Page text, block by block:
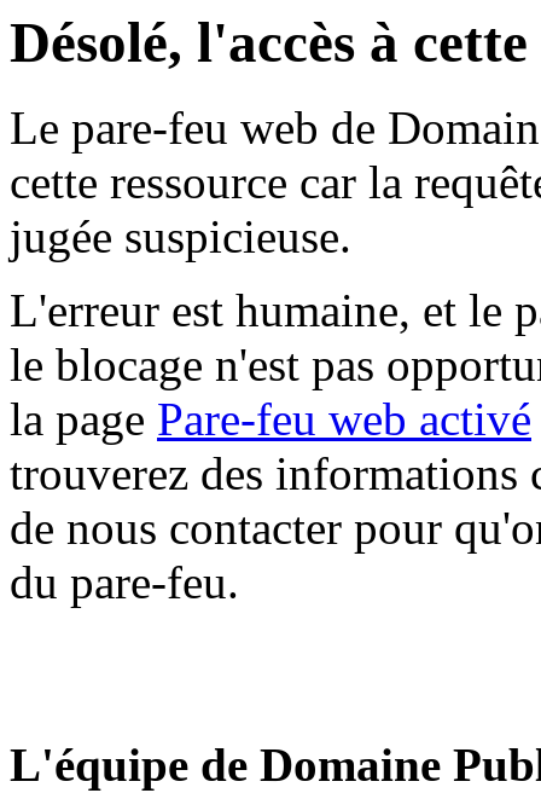
Désolé, l'accès à
Le pare-feu web de
cette ressource car la
jugée suspicieuse.
L'erreur est humaine, et le
le blocage n'est pas
la page Pare-feu web activé
trouverez des informations
de nous contacter pour
du pare-feu.
L'équipe de Domaine